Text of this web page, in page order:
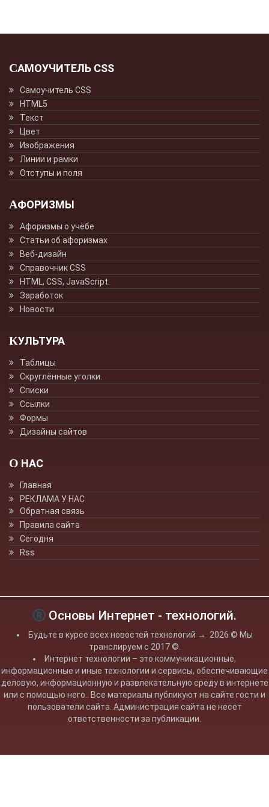
САМОУЧИТЕЛЬ CSS
Самоучитель CSS
HTML5
Текст
Цвет
Изображения
Линии и рамки
Отступы и поля
АФОРИЗМЫ
Афоризмы о учёбе
Статьи об афоризмах
Веб-дизайн
Справочник CSS
HTML, CSS, JavaScript.
Заработок
Новости
КУЛЬТУРА
Таблицы
Скруглённые уголки.
Списки
Ссылки
Формы
Дизайны сайтов
О НАС
Главная
РЕКЛАМА У НАС
Обратная связь
Правила сайта
Сегодня
Rss
Основы Интернет - технологий.
Будьте в курсе всех новостей технологий → 2026 © Мы
транслируем с 2017 ©.
Интернет технологии – это коммуникационные,
информационные и иные технологии и сервисы, обеспечивающие
деловую, информационную и развлекательную среду в интернете
или с помощью него.. Все материалы публикуют на сайте гости и
пользователи сайта. Администрация сайта не несет
ответственности за публикации.